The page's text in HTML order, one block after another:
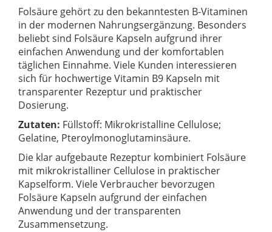
Folsäure gehört zu den bekanntesten B-Vitaminen
in der modernen Nahrungsergänzung. Besonders
beliebt sind Folsäure Kapseln aufgrund ihrer
einfachen Anwendung und der komfortablen
täglichen Einnahme. Viele Kunden interessieren
sich für hochwertige Vitamin B9 Kapseln mit
transparenter Rezeptur und praktischer
Dosierung.
Zutaten: Füllstoff: Mikrokristalline Cellulose;
Gelatine, Pteroylmonoglutaminsäure.
Die klar aufgebaute Rezeptur kombiniert Folsäure
mit mikrokristalliner Cellulose in praktischer
Kapselform. Viele Verbraucher bevorzugen
Folsäure Kapseln aufgrund der einfachen
Anwendung und der transparenten
Zusammensetzung.